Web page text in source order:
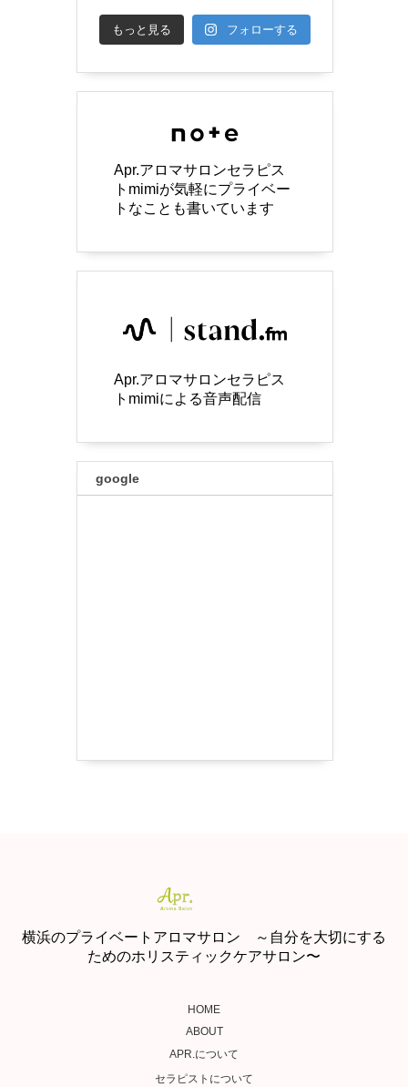
もっと見る フォローする
Apr.アロマサロンセラピス
トmimiが気軽にプライベー
トなことも書いています
Apr.アロマサロンセラピス
トmimiによる音声配信
google
横浜のプライベートアロマサロン ～自分を大切にする
ためのホリスティックケアサロン〜
HOME
ABOUT
APR.について
セラピストについて